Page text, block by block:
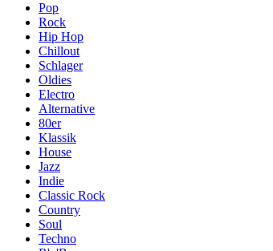
Pop
Rock
Hip Hop
Chillout
Schlager
Oldies
Electro
Alternative
80er
Klassik
House
Jazz
Indie
Classic Rock
Country
Soul
Techno